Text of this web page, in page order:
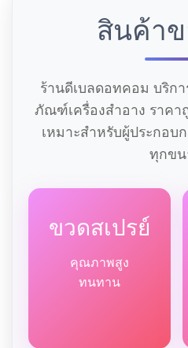
สินค้าข
ร้านดีเบลดอทคอม บริก
ภัณฑ์เครื่องสำอาง ราคา
เหมาะสำหรับผู้ประกอบ
ทุกข
ขวดสเปรย์
คุณภาพสูง
ทนทาน